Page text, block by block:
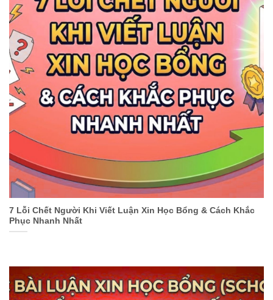
7 Lỗi Chết Người Khi Viết Luận Xin Học Bổng & Cách Khắc
Phục Nhanh Nhất